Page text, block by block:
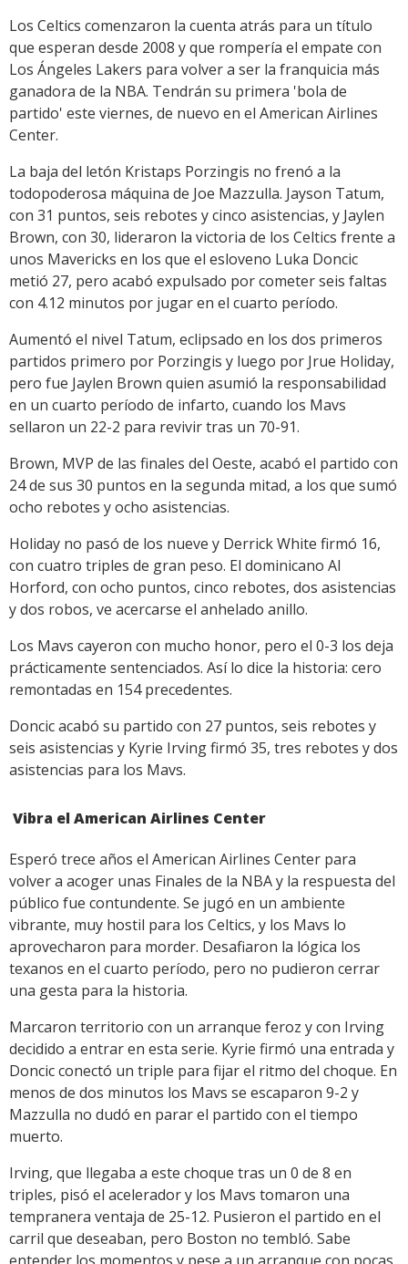
Los Celtics comenzaron la cuenta atrás para un título
que esperan desde 2008 y que rompería el empate con
Los Ángeles Lakers para volver a ser la franquicia más
ganadora de la NBA. Tendrán su primera 'bola de
partido' este viernes, de nuevo en el American Airlines
Center.
La baja del letón Kristaps Porzingis no frenó a la
todopoderosa máquina de Joe Mazzulla. Jayson Tatum,
con 31 puntos, seis rebotes y cinco asistencias, y Jaylen
Brown, con 30, lideraron la victoria de los Celtics frente a
unos Mavericks en los que el esloveno Luka Doncic
metió 27, pero acabó expulsado por cometer seis faltas
con 4.12 minutos por jugar en el cuarto período.
Aumentó el nivel Tatum, eclipsado en los dos primeros
partidos primero por Porzingis y luego por Jrue Holiday,
pero fue Jaylen Brown quien asumió la responsabilidad
en un cuarto período de infarto, cuando los Mavs
sellaron un 22-2 para revivir tras un 70-91.
Brown, MVP de las finales del Oeste, acabó el partido con
24 de sus 30 puntos en la segunda mitad, a los que sumó
ocho rebotes y ocho asistencias.
Holiday no pasó de los nueve y Derrick White firmó 16,
con cuatro triples de gran peso. El dominicano Al
Horford, con ocho puntos, cinco rebotes, dos asistencias
y dos robos, ve acercarse el anhelado anillo.
Los Mavs cayeron con mucho honor, pero el 0-3 los deja
prácticamente sentenciados. Así lo dice la historia: cero
remontadas en 154 precedentes.
Doncic acabó su partido con 27 puntos, seis rebotes y
seis asistencias y Kyrie Irving firmó 35, tres rebotes y dos
asistencias para los Mavs.
Vibra el American Airlines Center
Esperó trece años el American Airlines Center para
volver a acoger unas Finales de la NBA y la respuesta del
público fue contundente. Se jugó en un ambiente
vibrante, muy hostil para los Celtics, y los Mavs lo
aprovecharon para morder. Desafiaron la lógica los
texanos en el cuarto período, pero no pudieron cerrar
una gesta para la historia.
Marcaron territorio con un arranque feroz y con Irving
decidido a entrar en esta serie. Kyrie firmó una entrada y
Doncic conectó un triple para fijar el ritmo del choque. En
menos de dos minutos los Mavs se escaparon 9-2 y
Mazzulla no dudó en parar el partido con el tiempo
muerto.
Irving, que llegaba a este choque tras un 0 de 8 en
triples, pisó el acelerador y los Mavs tomaron una
tempranera ventaja de 25-12. Pusieron el partido en el
carril que deseaban, pero Boston no tembló. Sabe
entender los momentos y pese a un arranque con pocas